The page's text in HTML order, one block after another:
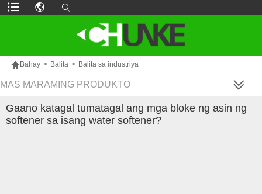
Bahay > Balita > Balita sa industriya
MAS MARAMING PRODUKTO
Gaano katagal tumatagal ang mga bloke ng asin ng
softener sa isang water softener?